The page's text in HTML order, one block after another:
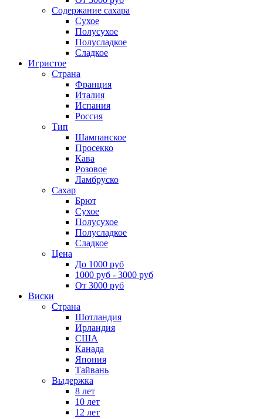
Содержание сахара
Сухое
Полусухое
Полусладкое
Сладкое
Игристое
Страна
Франция
Италия
Испания
Россия
Тип
Шампанское
Просекко
Кава
Розовое
Ламбруско
Сахар
Брют
Сухое
Полусухое
Полусладкое
Сладкое
Цена
До 1000 руб
1000 руб - 3000 руб
От 3000 руб
Виски
Страна
Шотландия
Ирландия
США
Канада
Япония
Тайвань
Выдержка
8 лет
10 лет
12 лет